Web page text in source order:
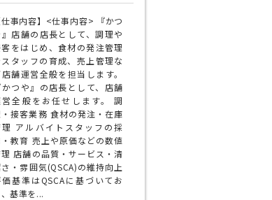
仕事内容】<仕事内容> 『かつ
』店舗の店長として、調理や
をはじめ、食材の発注管理
スタッフの育成、売上管理な
店舗運営全般を担当します。
かつや』の店長として、店舗
営全般をお任せします。 調
接客業務 食材の発注・在庫
理 アルバイトスタッフの採
・教育 売上や原価などの数値
店舗の品質・サービス・清
・雰囲気(QSCA)の維持向上
基準はQSCAに基づいてお
、基準を...